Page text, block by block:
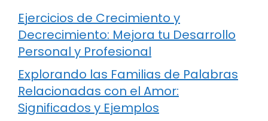
Ejercicios de Crecimiento y
Decrecimiento: Mejora tu Desarrollo
Personal y Profesional
Explorando las Familias de Palabras
Relacionadas con el Amor:
Significados y Ejemplos